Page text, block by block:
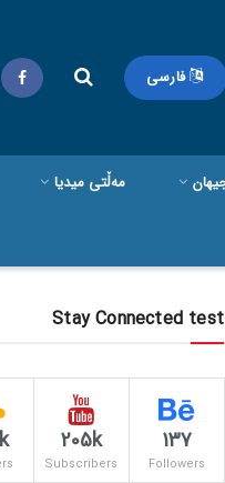
فارسی
مەڵتی میدیا
Stay Connected test
137
Followers
205k
Subscribers